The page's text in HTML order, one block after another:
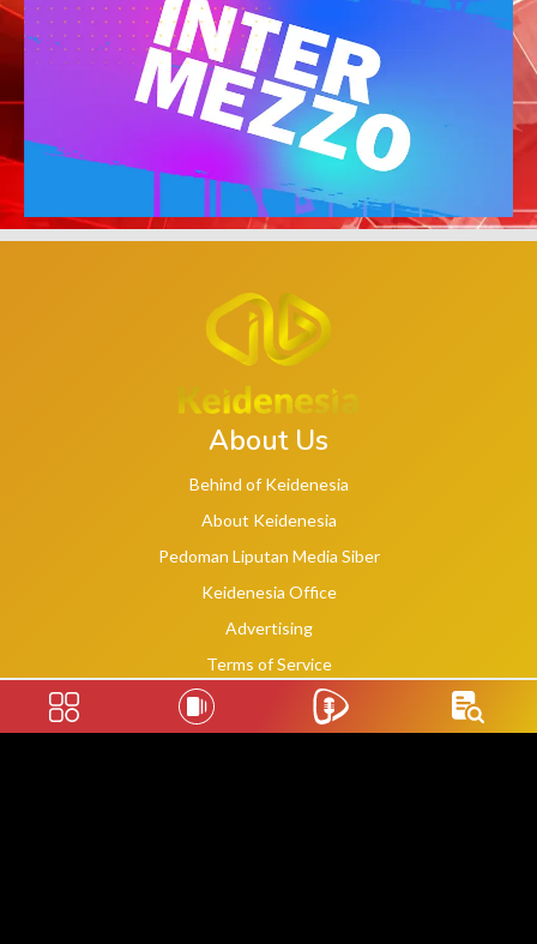
About Us
Behind of Keidenesia
About Keidenesia
Pedoman Liputan Media Siber
Keidenesia Office
Advertising
Terms of Service
Privacy Policy
Social Links